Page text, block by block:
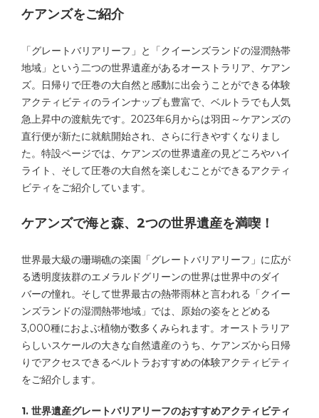
ケアンズをご紹介
「グレートバリアリーフ」と「クイーンズランドの湿潤熱帯
地域」という二つの世界遺産があるオーストラリア、ケアン
ズ。日帰りで圧巻の大自然と感動に出会うことができる体験
アクティビティのラインナップも豊富で、ベルトラでも人気
急上昇中の渡航先です。2023年6月からは羽田～ケアンズの
直行便が新たに就航開始され、さらに行きやすくなりまし
た。特設ページでは、ケアンズの世界遺産の見どころやハイ
ライト、そして圧巻の大自然を楽しむことができるアクティ
ビティをご紹介しています。
ケアンズで海と森、2つの世界遺産を満喫！
世界最大級の珊瑚礁の楽園「グレートバリアリーフ」に広が
る透明度抜群のエメラルドグリーンの世界は世界中のダイ
バーの憧れ。そして世界最古の熱帯雨林と言われる「クイー
ンズランドの湿潤熱帯地域」では、原始の姿をとどめる
3,000種におよぶ植物が数多くみられます。オーストラリア
らしいスケールの大きな自然遺産のうち、ケアンズから日帰
りでアクセスできるベルトラおすすめの体験アクティビティ
をご紹介します。
1. 世界遺産グレートバリアリーフのおすすめアクティビティ